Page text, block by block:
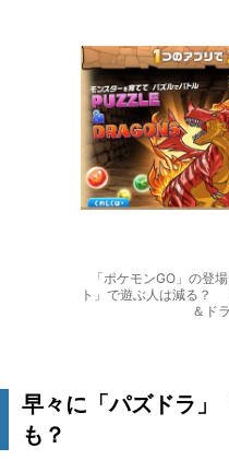
「ポケモンGO」の登
ト」で遊ぶ人は減る？
＆ド
早々に「パズドラ」
も？